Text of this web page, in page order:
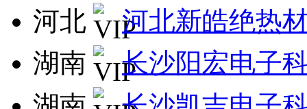
河北
河北新皓绝热
湖南
长沙阳宏电子